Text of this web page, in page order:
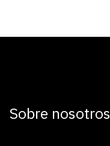
Sobre nosotros